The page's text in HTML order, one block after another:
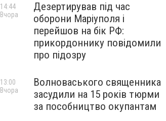
Дезертирував під час
оборони Маріуполя і
перейшов на бік РФ:
прикордоннику повідомили
про підозру
14:44
Вчора
Волноваського священника
засудили на 15 років тюрми
за пособництво окупантам
13:00
Вчора